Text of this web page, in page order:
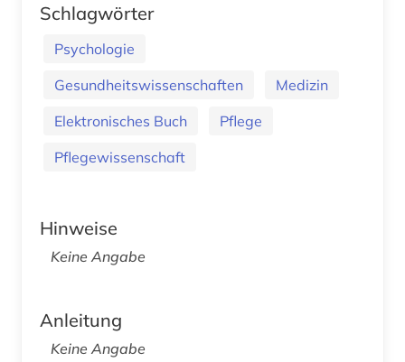
Schlagwörter
Psychologie
Gesundheitswissenschaften
Medizin
Elektronisches Buch
Pflege
Pflegewissenschaft
Hinweise
Keine Angabe
Anleitung
Keine Angabe